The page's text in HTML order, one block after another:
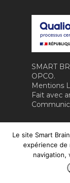
SMART
OPCO.
Mentions
Fait avec
Le site Smart
expérience de
navigation,